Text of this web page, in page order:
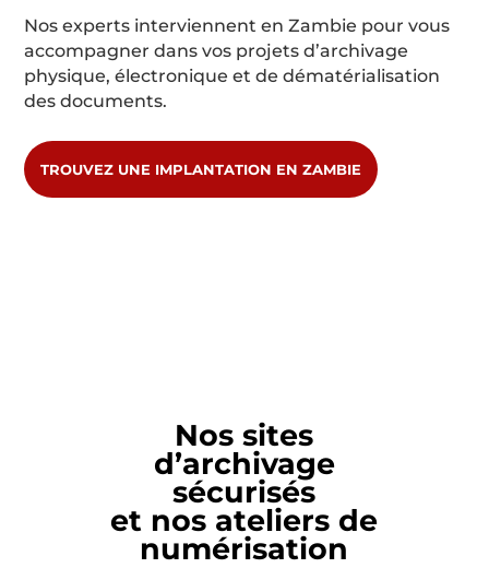
Nos experts interviennent en Zambie pour vous
accompagner dans vos projets d’archivage
physique, électronique et de dématérialisation
des documents.
TROUVEZ UNE IMPLANTATION EN ZAMBIE
Nos sites
d’archivage
sécurisés
et nos ateliers de
numérisation